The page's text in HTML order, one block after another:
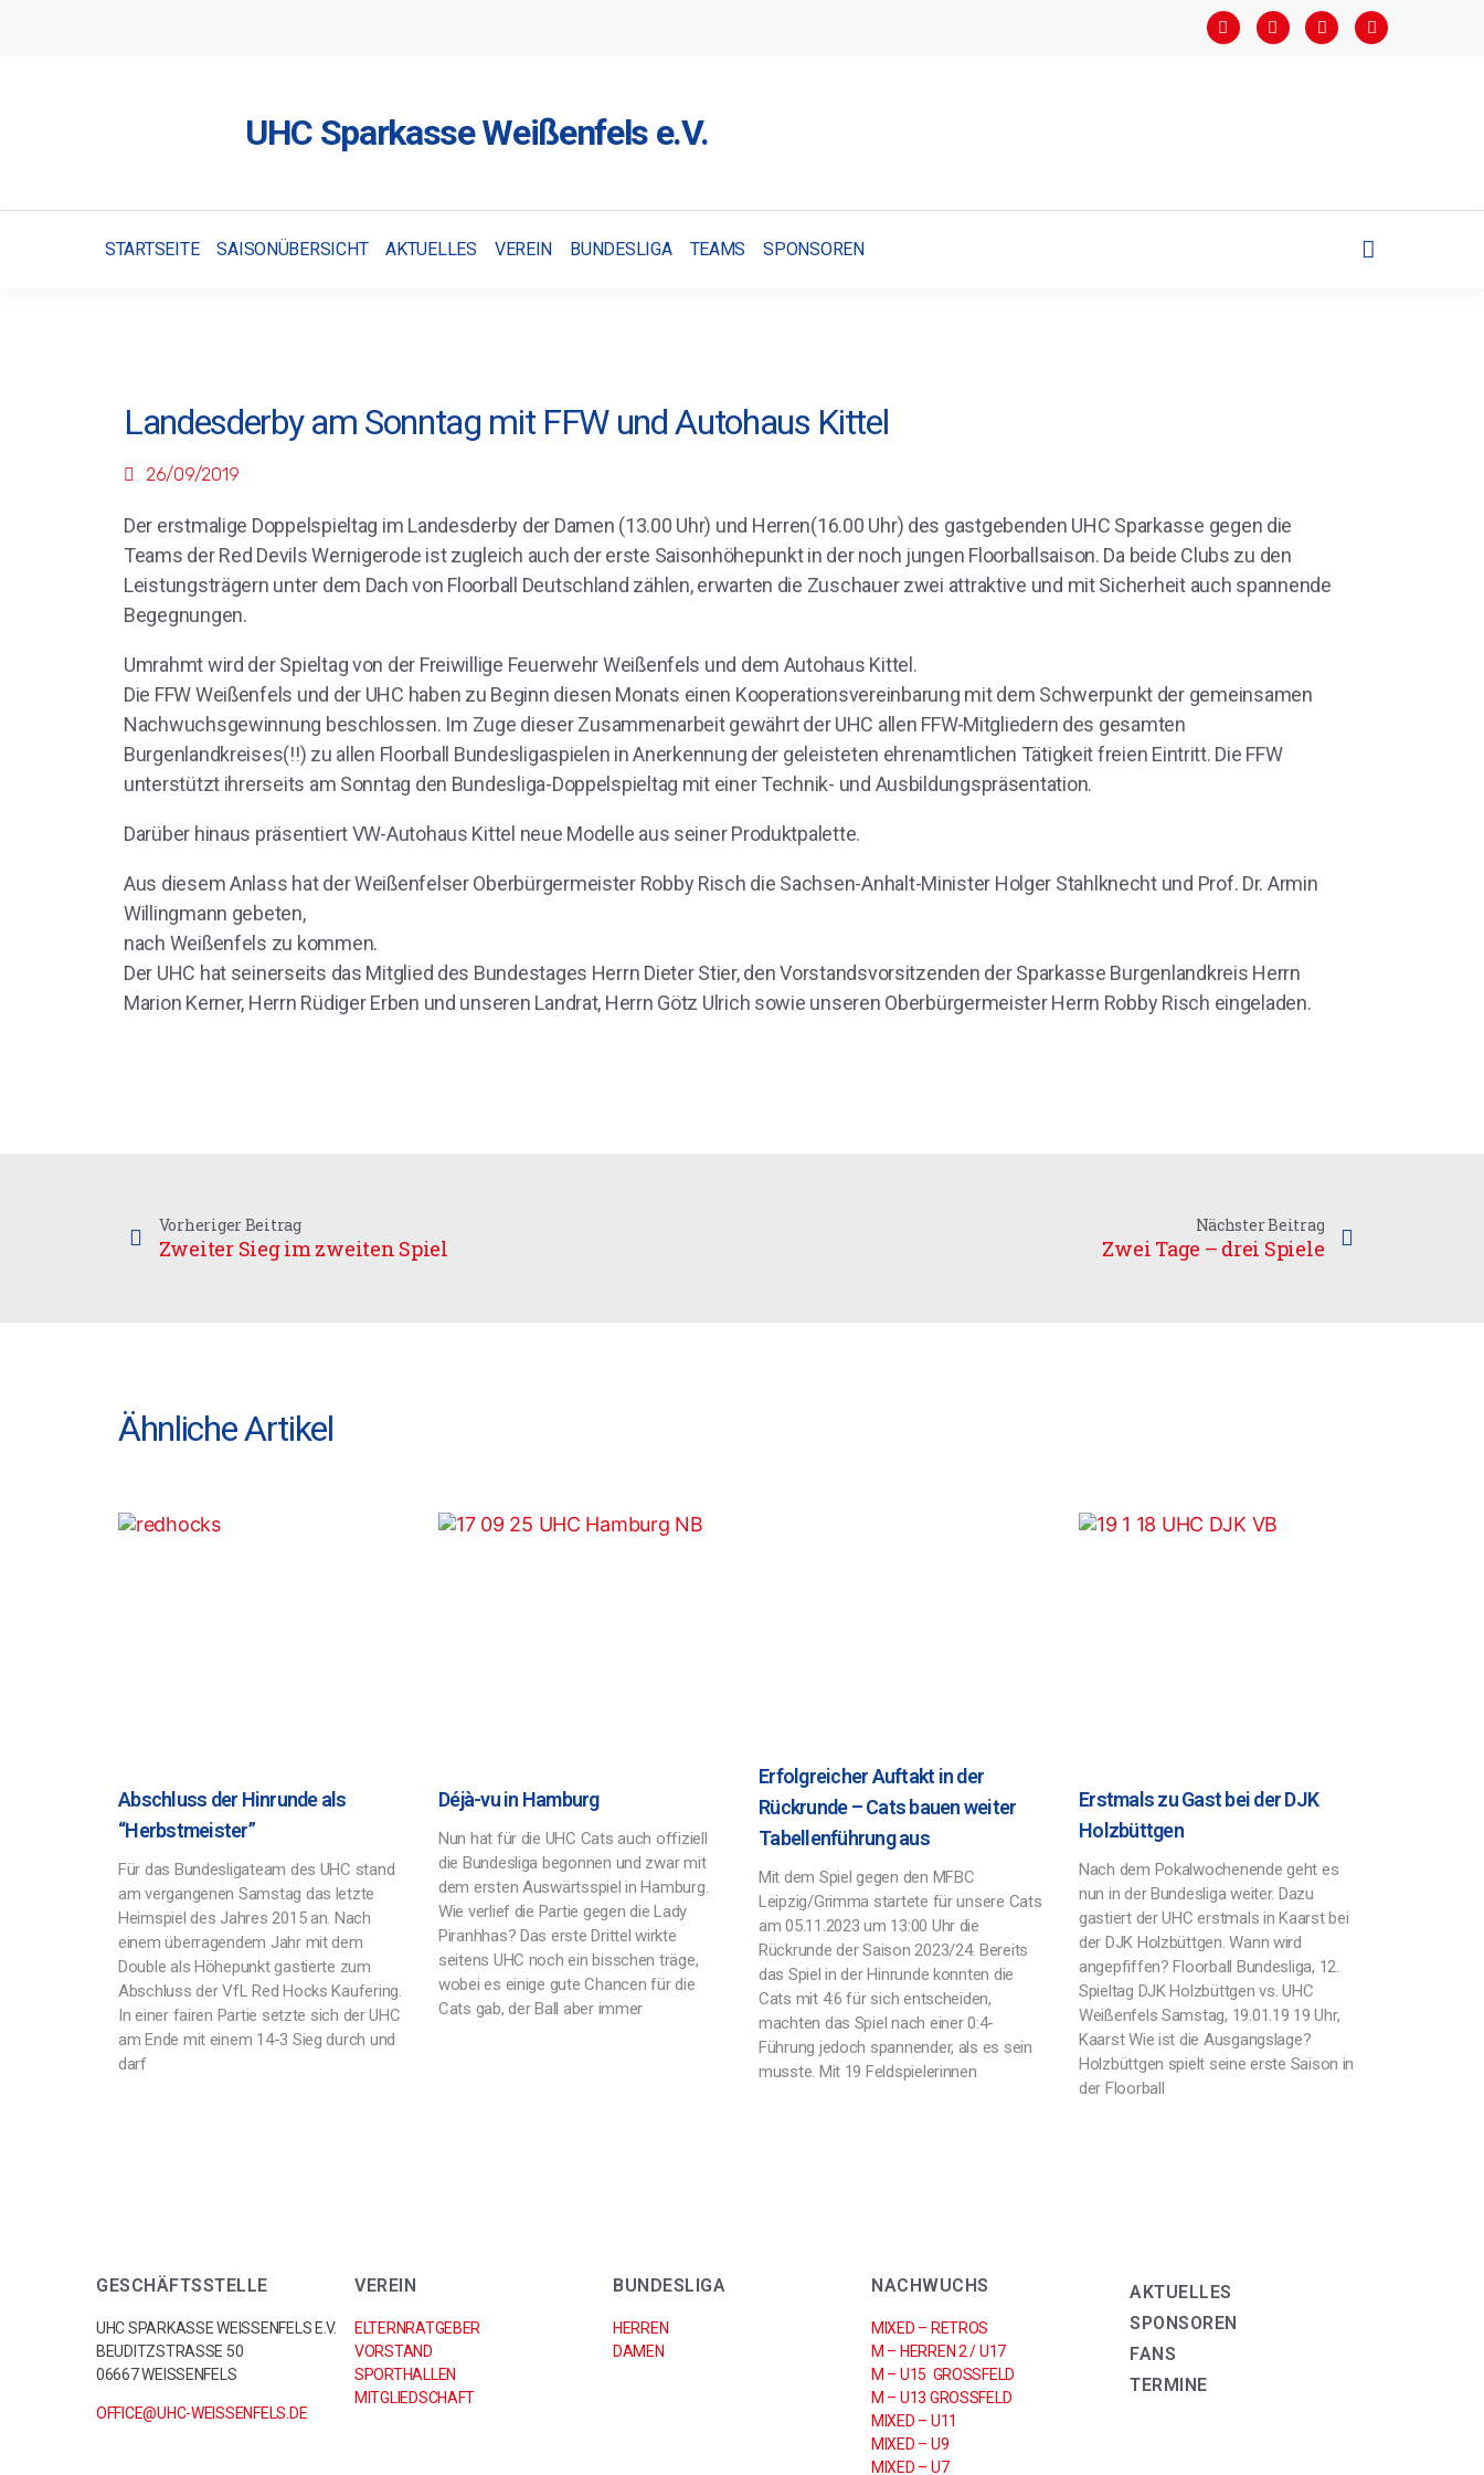
UHC Sparkasse Weißenfels e.V.
STARTSEITE SAISONÜBERSICHT AKTUELLES VEREIN BUNDESLIGA TEAMS SPONSOREN
Landesderby am Sonntag mit FFW und Autohaus Kittel
26/09/2019
Der erstmalige Doppelspieltag im Landesderby der Damen (13.00 Uhr) und Herren(16.00 Uhr) des gastgebenden UHC Sparkasse gegen die
Teams der Red Devils Wernigerode ist zugleich auch der erste Saisonhöhepunkt in der noch jungen Floorballsaison. Da beide Clubs zu den
Leistungsträgern unter dem Dach von Floorball Deutschland zählen, erwarten die Zuschauer zwei attraktive und mit Sicherheit auch spannende
Begegnungen.
Umrahmt wird der Spieltag von der Freiwillige Feuerwehr Weißenfels und dem Autohaus Kittel.
Die FFW Weißenfels und der UHC haben zu Beginn diesen Monats einen Kooperationsvereinbarung mit dem Schwerpunkt der gemeinsamen
Nachwuchsgewinnung beschlossen. Im Zuge dieser Zusammenarbeit gewährt der UHC allen FFW-Mitgliedern des gesamten
Burgenlandkreises(!!) zu allen Floorball Bundesligaspielen in Anerkennung der geleisteten ehrenamtlichen Tätigkeit freien Eintritt. Die FFW
unterstützt ihrerseits am Sonntag den Bundesliga-Doppelspieltag mit einer Technik- und Ausbildungspräsentation.
Darüber hinaus präsentiert VW-Autohaus Kittel neue Modelle aus seiner Produktpalette.
Aus diesem Anlass hat der Weißenfelser Oberbürgermeister Robby Risch die Sachsen-Anhalt-Minister Holger Stahlknecht und Prof. Dr. Armin
Willingmann gebeten,
nach Weißenfels zu kommen.
Der UHC hat seinerseits das Mitglied des Bundestages Herrn Dieter Stier, den Vorstandsvorsitzenden der Sparkasse Burgenlandkreis Herrn
Marion Kerner, Herrn Rüdiger Erben und unseren Landrat, Herrn Götz Ulrich sowie unseren Oberbürgermeister Herrn Robby Risch eingeladen.
Vorheriger Beitrag
Zweiter Sieg im zweiten Spiel
Nächster Beitrag
Zwei Tage – drei Spiele
Ähnliche Artikel
Abschluss der Hinrunde als
“Herbstmeister”
Für das Bundesligateam des UHC stand
am vergangenen Samstag das letzte
Heimspiel des Jahres 2015 an. Nach
einem überragendem Jahr mit dem
Double als Höhepunkt gastierte zum
Abschluss der VfL Red Hocks Kaufering.
In einer fairen Partie setzte sich der UHC
am Ende mit einem 14-3 Sieg durch und
darf
Déjà-vu in Hamburg
Nun hat für die UHC Cats auch offiziell
die Bundesliga begonnen und zwar mit
dem ersten Auswärtsspiel in Hamburg.
Wie verlief die Partie gegen die Lady
Piranhhas? Das erste Drittel wirkte
seitens UHC noch ein bisschen träge,
wobei es einige gute Chancen für die
Cats gab, der Ball aber immer
Erfolgreicher Auftakt in der
Rückrunde – Cats bauen weiter
Tabellenführung aus
Mit dem Spiel gegen den MFBC
Leipzig/Grimma startete für unsere Cats
am 05.11.2023 um 13:00 Uhr die
Rückrunde der Saison 2023/24. Bereits
das Spiel in der Hinrunde konnten die
Cats mit 4:6 für sich entscheiden,
machten das Spiel nach einer 0:4-
Führung jedoch spannender, als es sein
musste. Mit 19 Feldspielerinnen
Erstmals zu Gast bei der DJK
Holzbüttgen
Nach dem Pokalwochenende geht es
nun in der Bundesliga weiter. Dazu
gastiert der UHC erstmals in Kaarst bei
der DJK Holzbüttgen. Wann wird
angepfiffen? Floorball Bundesliga, 12.
Spieltag DJK Holzbüttgen vs. UHC
Weißenfels Samstag, 19.01.19 19 Uhr,
Kaarst Wie ist die Ausgangslage?
Holzbüttgen spielt seine erste Saison in
der Floorball
GESCHÄFTSSTELLE
UHC SPARKASSE WEISSENFELS E.V.
BEUDITZSTRASSE 50
06667 WEISSENFELS
OFFICE@UHC-WEISSENFELS.DE
VEREIN
ELTERNRATGEBER
VORSTAND
SPORTHALLEN
MITGLIEDSCHAFT
BUNDESLIGA
HERREN
DAMEN
NACHWUCHS
MIXED – RETROS
M – HERREN 2 / U17
M – U15 GROSSFELD
M – U13 GROSSFELD
MIXED – U11
MIXED – U9
MIXED – U7
AKTUELLES
SPONSOREN
FANS
TERMINE